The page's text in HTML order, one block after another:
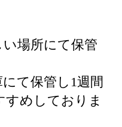
場所にて保管
て保管し1週間
めしておりま